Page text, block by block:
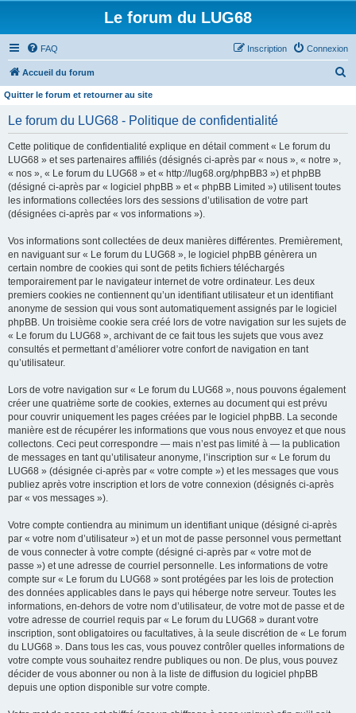
Le forum du LUG68
FAQ Connexion
Inscription
Accueil du forum
Quitter le forum et retourner au site
Le forum du LUG68 - Politique de confidentialité
Cette politique de confidentialité explique en détail comment « Le forum du
LUG68 » et ses partenaires affiliés (désignés ci-après par « nous », « notre »,
« nos », « Le forum du LUG68 » et « http://lug68.org/phpBB3 ») et phpBB
(désigné ci-après par « logiciel phpBB » et « phpBB Limited ») utilisent toutes
les informations collectées lors des sessions d’utilisation de votre part
(désignées ci-après par « vos informations »).
Vos informations sont collectées de deux manières différentes. Premièrement,
en naviguant sur « Le forum du LUG68 », le logiciel phpBB génèrera un
certain nombre de cookies qui sont de petits fichiers téléchargés
temporairement par le navigateur internet de votre ordinateur. Les deux
premiers cookies ne contiennent qu’un identifiant utilisateur et un identifiant
anonyme de session qui vous sont automatiquement assignés par le logiciel
phpBB. Un troisième cookie sera créé lors de votre navigation sur les sujets de
« Le forum du LUG68 », archivant de ce fait tous les sujets que vous avez
consultés et permettant d’améliorer votre confort de navigation en tant
qu’utilisateur.
Lors de votre navigation sur « Le forum du LUG68 », nous pouvons également
créer une quatrième sorte de cookies, externes au document qui est prévu
pour couvrir uniquement les pages créées par le logiciel phpBB. La seconde
manière est de récupérer les informations que vous nous envoyez et que nous
collectons. Ceci peut correspondre — mais n’est pas limité à — la publication
de messages en tant qu’utilisateur anonyme, l’inscription sur « Le forum du
LUG68 » (désignée ci-après par « votre compte ») et les messages que vous
publiez après votre inscription et lors de votre connexion (désignés ci-après
par « vos messages »).
Votre compte contiendra au minimum un identifiant unique (désigné ci-après
par « votre nom d’utilisateur ») et un mot de passe personnel vous permettant
de vous connecter à votre compte (désigné ci-après par « votre mot de
passe ») et une adresse de courriel personnelle. Les informations de votre
compte sur « Le forum du LUG68 » sont protégées par les lois de protection
des données applicables dans le pays qui héberge notre serveur. Toutes les
informations, en-dehors de votre nom d’utilisateur, de votre mot de passe et de
votre adresse de courriel requis par « Le forum du LUG68 » durant votre
inscription, sont obligatoires ou facultatives, à la seule discrétion de « Le forum
du LUG68 ». Dans tous les cas, vous pouvez contrôler quelles informations de
votre compte vous souhaitez rendre publiques ou non. De plus, vous pouvez
décider de vous abonner ou non à la liste de diffusion du logiciel phpBB
depuis une option disponible sur votre compte.